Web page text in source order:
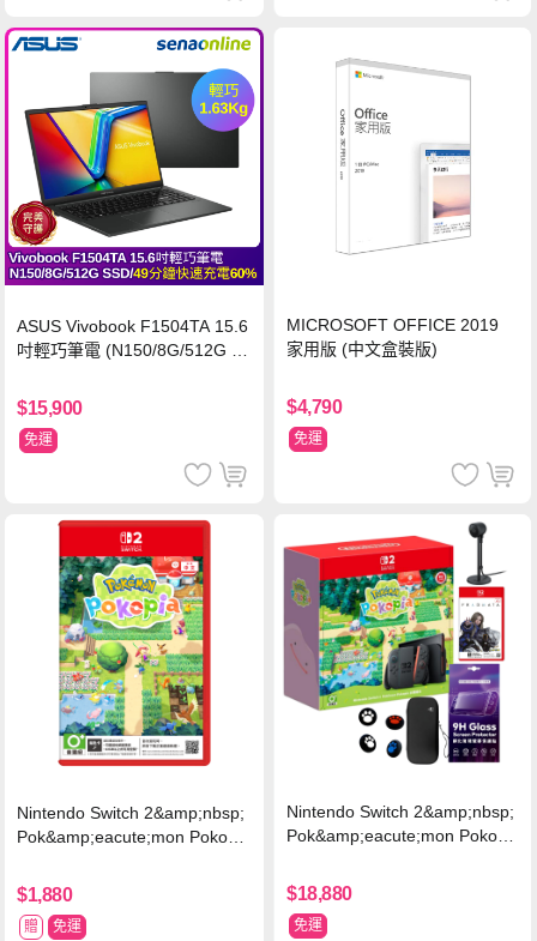
ASUS Vivobook F1504TA 15.6
吋輕巧筆電 (N150/8G/512G S
$15,900
免運
MICROSOFT OFFICE 2019
家用版 (中文盒裝版)
$4,790
免運
Nintendo Switch 2&amp;nbsp;
Pok&amp;eacute;mon Pokopia
$1,880
贈 免運
Nintendo Switch 2&amp;nbsp;
Pok&amp;eacute;mon Pokopi
影機+人機迷網
$18,880
免運